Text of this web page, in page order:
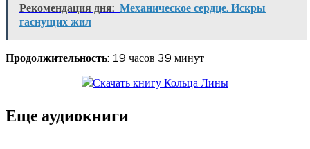
Рекомендация дня: Механическое сердце. Искры
гаснущих жил
Продолжительность: 19 часов 39 минут
Еще аудиокниги